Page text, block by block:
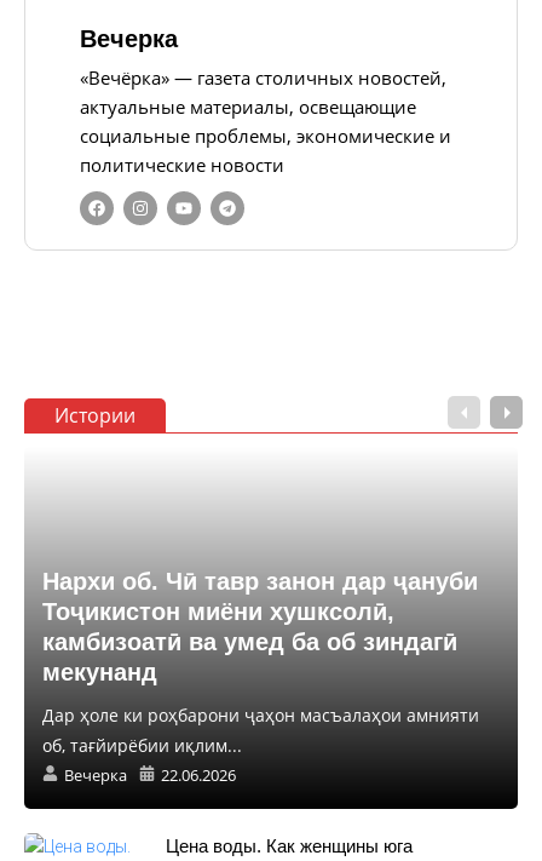
Вечерка
«Вечёрка» — газета столичных новостей,
актуальные материалы, освещающие
социальные проблемы, экономические и
политические новости
Истории
Нархи об. Чӣ тавр занон дар ҷануби
Тоҷикистон миёни хушксолӣ,
камбизоатӣ ва умед ба об зиндагӣ
мекунанд
Дар ҳоле ки роҳбарони ҷаҳон масъалаҳои амнияти
об, тағйирёбии иқлим...
Вечерка 22.06.2026
Цена воды. Как женщины юга